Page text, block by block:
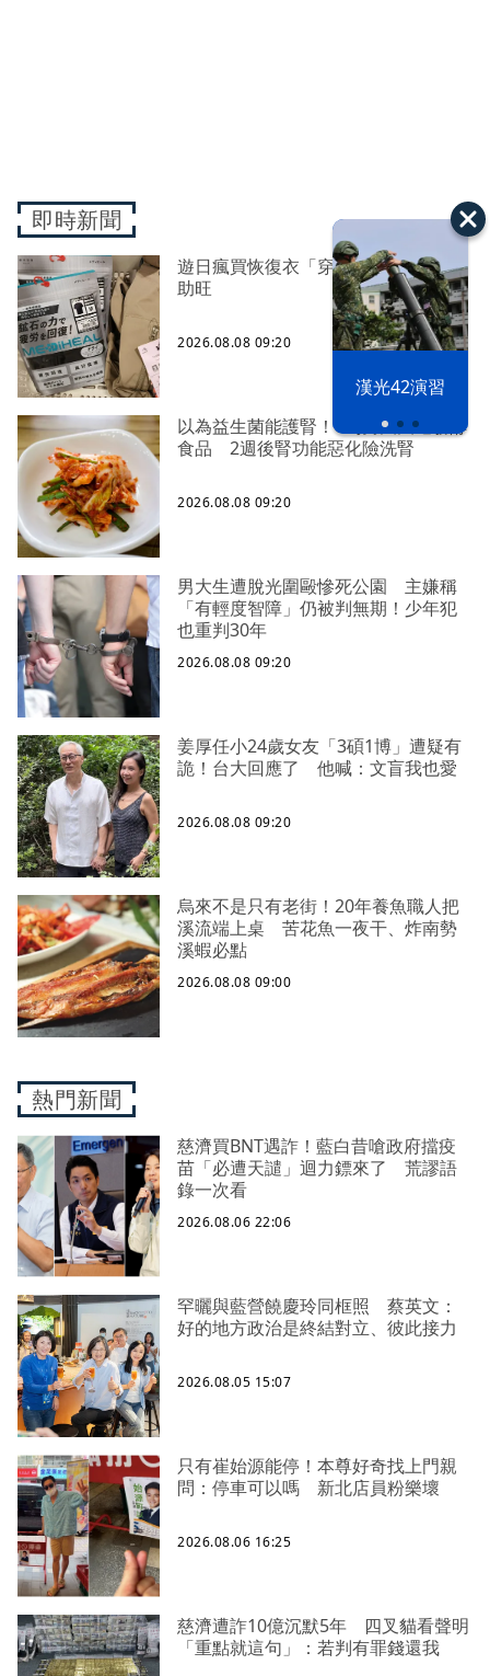
漢光42演習
即時新聞
遊日瘋買恢復衣「穿」越疲勞 2因素
助旺
2026.08.08 09:20
以為益生菌能護腎！6旬男天天吃發酵
食品 2週後腎功能惡化險洗腎
2026.08.08 09:20
男大生遭脫光圍毆慘死公園 主嫌稱
「有輕度智障」仍被判無期！少年犯
也重判30年
2026.08.08 09:20
姜厚任小24歲女友「3碩1博」遭疑有
詭！台大回應了 他喊：文盲我也愛
2026.08.08 09:20
烏來不是只有老街！20年養魚職人把
溪流端上桌 苦花魚一夜干、炸南勢
溪蝦必點
2026.08.08 09:00
熱門新聞
慈濟買BNT遇詐！藍白昔嗆政府擋疫
苗「必遭天譴」迴力鏢來了 荒謬語
錄一次看
2026.08.06 22:06
罕曬與藍營饒慶玲同框照 蔡英文：
好的地方政治是終結對立、彼此接力
2026.08.05 15:07
只有崔始源能停！本尊好奇找上門親
問：停車可以嗎 新北店員粉樂壞
2026.08.06 16:25
慈濟遭詐10億沉默5年 四叉貓看聲明
「重點就這句」：若判有罪錢還我